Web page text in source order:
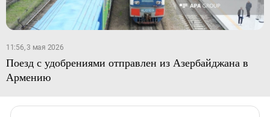
11:56, 3 мая 2026
Поезд с удобрениями отправлен из Азербайджана в
Армению